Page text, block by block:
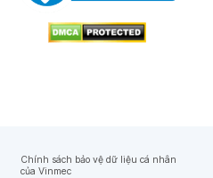
Chính sách bảo vệ dữ liệu cá nhân
của Vinmec